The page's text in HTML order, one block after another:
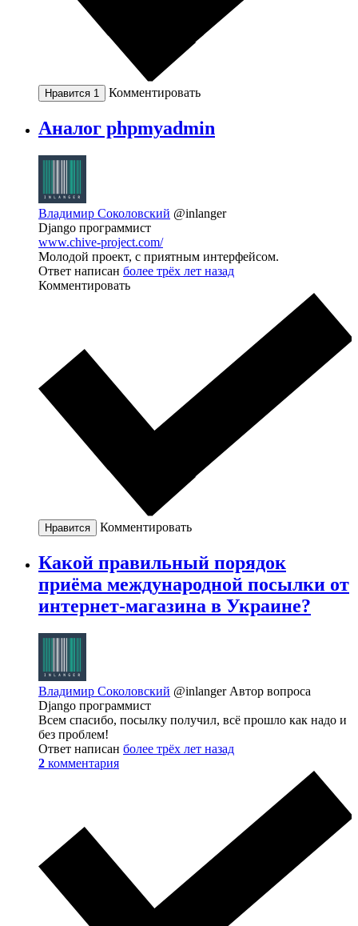
Нравится 1 Комментировать
Аналог phpmyadmin
Владимир Соколовский @inlanger
Django программист
www.chive-project.com/
Молодой проект, с приятным интерфейсом.
Ответ написан более трёх лет назад
Комментировать
Нравится Комментировать
Какой правильный порядок
приёма международной посылки от
интернет-магазина в Украине?
Владимир Соколовский @inlanger Автор вопроса
Django программист
Всем спасибо, посылку получил, всё прошло как надо и
без проблем!
Ответ написан более трёх лет назад
2 комментария